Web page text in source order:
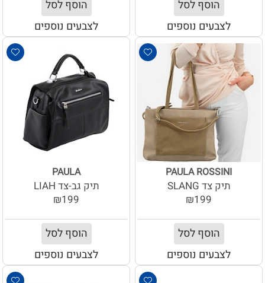
הוסף לסל
לצבעים נוספים
הוסף לסל
לצבעים נוספים
PAULA ROSSINI
תיק צד SLANG
₪199
הוסף לסל
לצבעים נוספים
PAULA
תיק גב-צד LIAH
₪199
הוסף לסל
לצבעים נוספים